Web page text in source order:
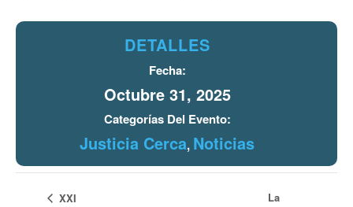
DETALLES
Fecha:
Octubre 31, 2025
Categorías Del Evento:
Justicia Cerca, Noticias
XXI
La